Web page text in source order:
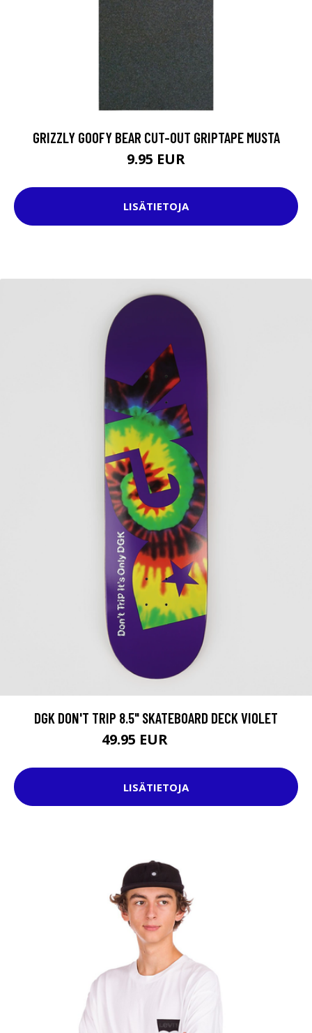
GRIZZLY GOOFY BEAR CUT-OUT GRIPTAPE MUSTA
9.95 EUR
LISÄTIETOJA
DGK DON'T TRIP 8.5" SKATEBOARD DECK VIOLET
49.95 EUR
LISÄTIETOJA